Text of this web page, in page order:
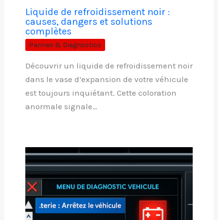
Liquide de refroidissement noir :
causes, dangers et solutions
complètes
Pannes & Diagnostics
Découvrir un liquide de refroidissement noir
dans le vase d’expansion de votre véhicule
est toujours inquiétant. Cette coloration
anormale signale…